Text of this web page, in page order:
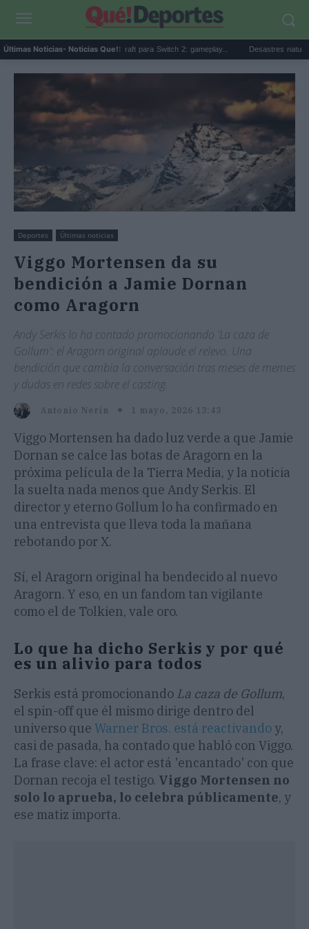
Últimas Noticias- Noticias Que!:
Beta sorpresa de Minecraft para Switch 2: gameplay... Desastres naturales: qué
Deportes Últimas noticias
Viggo Mortensen da su
bendición a Jamie Dornan
como Aragorn
Andy Serkis lo ha contado promocionando 'La caza de
Gollum': el Aragorn original aplaude el relevo. Una
bendición que cambia la conversación tras meses de memes
y dudas en redes sobre el casting.
Antonio Nerín 1 mayo, 2026 13:43
Viggo Mortensen ha dado luz verde a que Jamie
Dornan se calce las botas de Aragorn en la
próxima película de la Tierra Media, y la noticia
la suelta nada menos que Andy Serkis. El
director y eterno Gollum lo ha confirmado en
una entrevista que lleva toda la mañana
rebotando por X.
Sí, el Aragorn original ha bendecido al nuevo
Aragorn. Y eso, en un fandom tan vigilante
como el de Tolkien, vale oro.
Lo que ha dicho Serkis y por qué
es un alivio para todos
Serkis está promocionando La caza de Gollum,
el spin-off que él mismo dirige dentro del
universo que Warner Bros. está reactivando y,
casi de pasada, ha contado que habló con Viggo.
La frase clave: el actor está 'encantado' con que
Dornan recoja el testigo. Viggo Mortensen no
solo lo aprueba, lo celebra públicamente, y
ese matiz importa.